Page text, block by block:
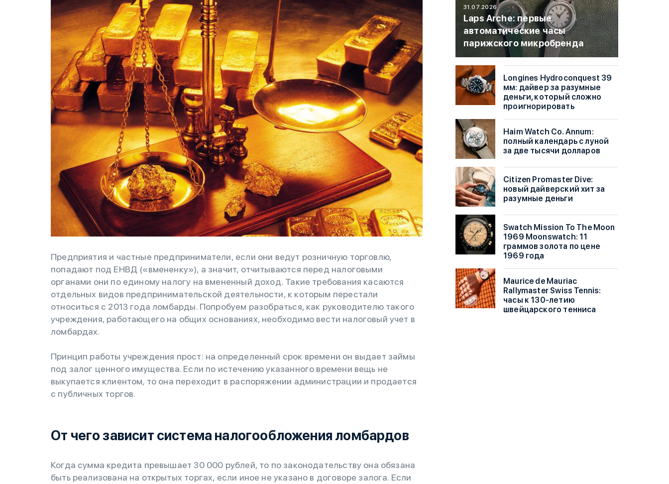
Предприятия и частные предприниматели, если они ведут розничную торговлю,
попадают под ЕНВД («вмененку»), а значит, отчитываются перед налоговыми
органами они по единому налогу на вмененный доход. Такие требования касаются
отдельных видов предпринимательской деятельности, к которым перестали
относиться с 2013 года ломбарды. Попробуем разобраться, как руководителю такого
учреждения, работающего на общих основаниях, необходимо вести налоговый учет в
ломбардах.
Принцип работы учреждения прост: на определенный срок времени он выдает займы
под залог ценного имущества. Если по истечению указанного времени вещь не
выкупается клиентом, то она переходит в распоряжении администрации и продается
с публичных торгов.
От чего зависит система налогообложения ломбардов
Когда сумма кредита превышает 30 000 рублей, то по законодательству она обязана
быть реализована на открытых торгах, если иное не указано в договоре залога. Если
31.07.2026
Laps Arche: первые
автоматические часы
парижского микробренда
Longines Hydroconquest 39
мм: дайвер за разумные
деньги, который сложно
проигнорировать
Haim Watch Co. Annum:
полный календарь с луной
за две тысячи долларов
Citizen Promaster Dive:
новый дайверский хит за
разумные деньги
Swatch Mission To The Moon
1969 Moonswatch: 11
граммов золота по цене
1969 года
Maurice de Mauriac
Rallymaster Swiss Tennis:
часы к 130-летию
швейцарского тенниса